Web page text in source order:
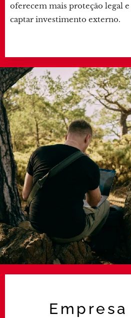
oferecem mais proteção legal
captar investimento externo.
.